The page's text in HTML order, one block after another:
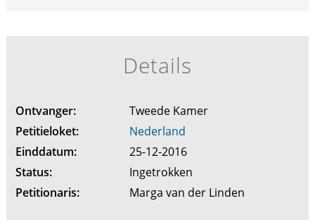
Details
Ontvanger:
Tweede Kamer
Petitieloket:
Nederland
Einddatum:
25-12-2016
Status:
Ingetrokken
Petitionaris:
Marga van der Linden